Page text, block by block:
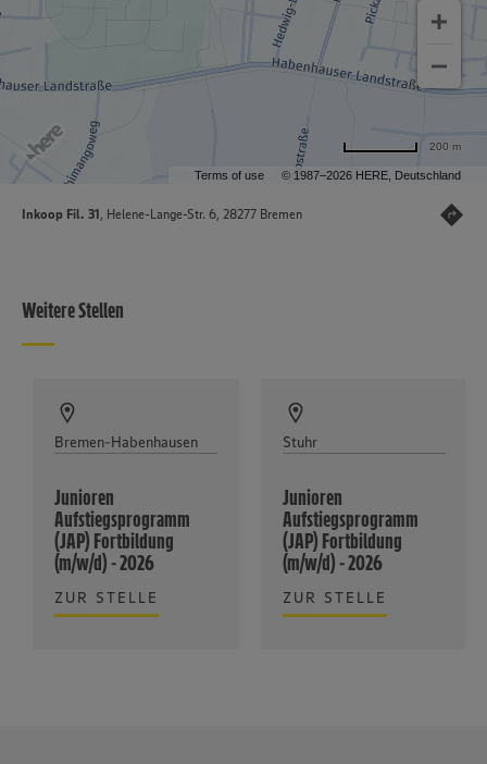
Terms of use © 1987–2026 HERE, Deutschland
200 m
Inkoop Fil. 31, Helene-Lange-Str. 6, 28277 Bremen
Weitere Stellen
Bremen-Habenhausen
Junioren
Aufstiegsprogramm
(JAP) Fortbildung
(m/w/d) - 2026
ZUR STELLE
Stuhr
Junioren
Aufstiegsprogramm
(JAP) Fortbildung
(m/w/d) - 2026
ZUR STELLE